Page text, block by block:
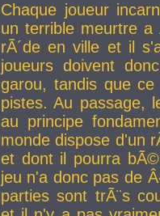
Chaque joueur
un terrible meurtre
rÃ´de en ville et il
joueurs doivent
garou, tandis que
pistes. Au passage,
au principe
monde dispose d'un
et dont il pourra
jeu n'a donc pas de
parties sont trÃ¨s